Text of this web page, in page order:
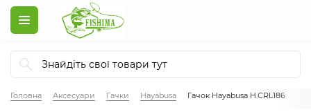
Головна Аксесуари Гачки Hayabusa Гачок Hayabusa H.CRL186